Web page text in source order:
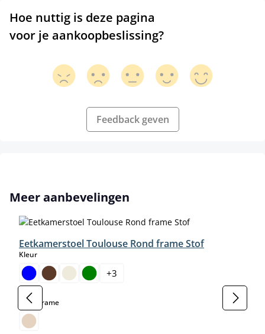
Hoe nuttig is deze pagina
voor je aankoopbeslissing?
Feedback geven
Productgalerij overslaan
Meer aanbevelingen
Eetkamerstoel Toulouse Rond frame Stof
Kleurselect
+3
Kleur frameselect